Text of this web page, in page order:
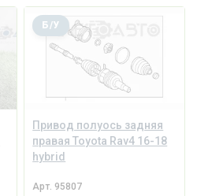
Привод полуось задняя
правая Toyota Rav4 16-18
hybrid
Б/У
Арт. 95807